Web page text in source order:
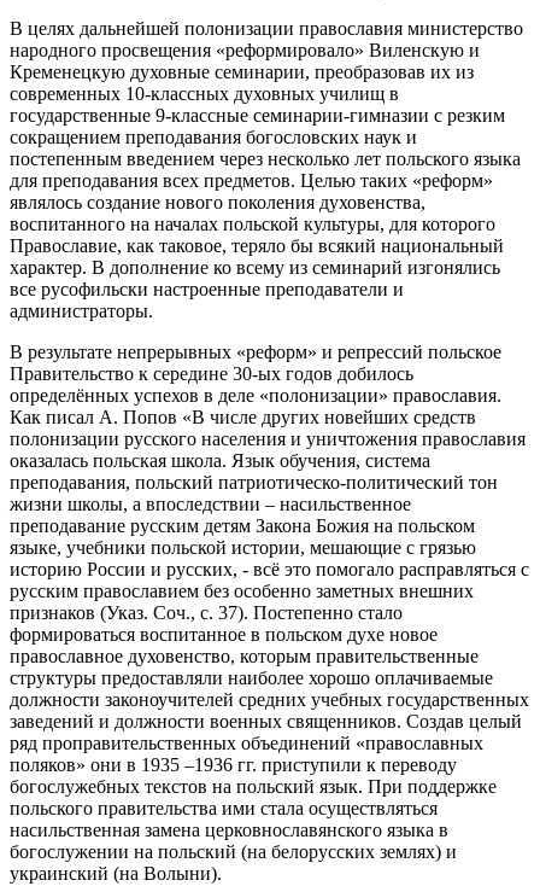
В целях дальнейшей полонизации православия министерство
народного просвещения «реформировало» Виленскую и
Кременецкую духовные семинарии, преобразовав их из
современных 10-классных духовных училищ в
государственные 9-классные семинарии-гимназии с резким
сокращением преподавания богословских наук и
постепенным введением через несколько лет польского языка
для преподавания всех предметов. Целью таких «реформ»
являлось создание нового поколения духовенства,
воспитанного на началах польской культуры, для которого
Православие, как таковое, теряло бы всякий национальный
характер. В дополнение ко всему из семинарий изгонялись
все русофильски настроенные преподаватели и
администраторы.
В результате непрерывных «реформ» и репрессий польское
Правительство к середине 30-ых годов добилось
определённых успехов в деле «полонизации» православия.
Как писал А. Попов «В числе других новейших средств
полонизации русского населения и уничтожения православия
оказалась польская школа. Язык обучения, система
преподавания, польский патриотическо-политический тон
жизни школы, а впоследствии – насильственное
преподавание русским детям Закона Божия на польском
языке, учебники польской истории, мешающие с грязью
историю России и русских, - всё это помогало расправляться с
русским православием без особенно заметных внешних
признаков (Указ. Соч., с. 37). Постепенно стало
формироваться воспитанное в польском духе новое
православное духовенство, которым правительственные
структуры предоставляли наиболее хорошо оплачиваемые
должности законоучителей средних учебных государственных
заведений и должности военных священников. Создав целый
ряд проправительственных объединений «православных
поляков» они в 1935 –1936 гг. приступили к переводу
богослужебных текстов на польский язык. При поддержке
польского правительства ими стала осуществляться
насильственная замена церковнославянского языка в
богослужении на польский (на белорусских землях) и
украинский (на Волыни).